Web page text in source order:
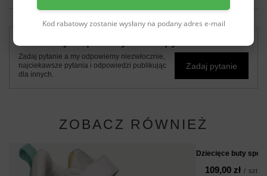
Zadaj pytanie a my odpowiemy niezwłocznie,
najciekawsze pytania i odpowiedzi publikując
dla innych.
Zadaj pytanie
ZOBACZ RÓWNIEŻ
Dziecięce buty
109,00 zł / szt.
Kod rabatowy zostanie wysłany na podany adres e-mail